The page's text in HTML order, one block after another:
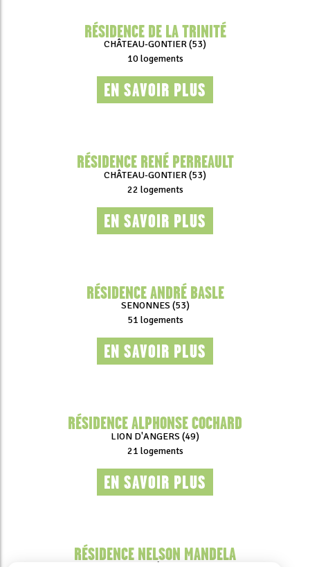
RÉSIDENCE DE LA TRINITÉ
CHÂTEAU-GONTIER (53)
10 logements
EN SAVOIR PLUS
RÉSIDENCE RENÉ PERREAULT
CHÂTEAU-GONTIER (53)
22 logements
EN SAVOIR PLUS
RÉSIDENCE ANDRÉ BASLE
SENONNES (53)
51 logements
EN SAVOIR PLUS
RÉSIDENCE ALPHONSE COCHARD
LION D'ANGERS (49)
21 logements
EN SAVOIR PLUS
RÉSIDENCE NELSON MANDELA